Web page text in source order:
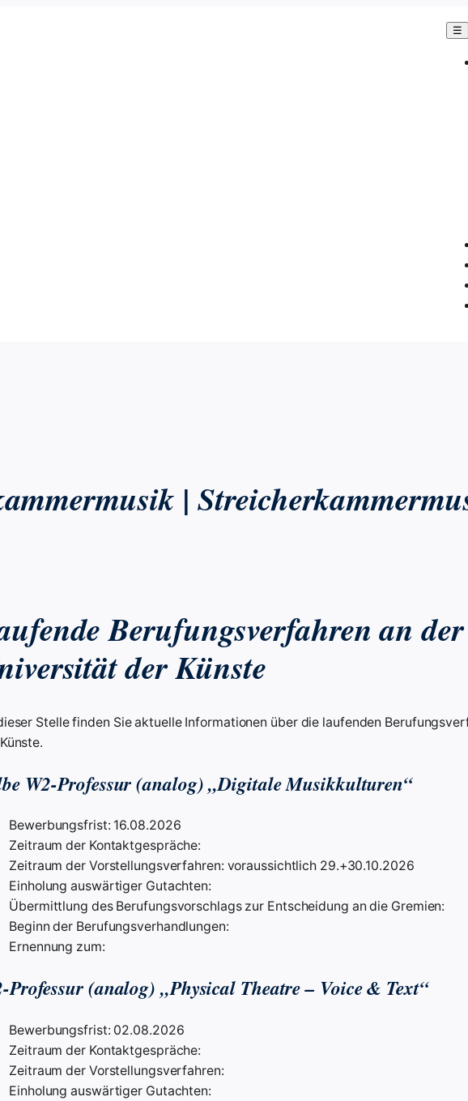
☰
|
Berufungsverfahren an
der Künste
Stelle finden Sie aktuelle Informationen über die laufenden
W2-Professur (analog) „Digitale Musikkulturen“
Bewerbungsfrist: 16.08.2026
Zeitraum der Kontaktgespräche:
Zeitraum der Vorstellungsverfahren: voraussichtlich 29.+30.10.2026
Einholung auswärtiger Gutachten:
Übermittlung des Berufungsvorschlags zur Entscheidung an die Gremien:
Beginn der Berufungsverhandlungen:
Ernennung zum:
Professur (analog) „Physical Theatre – Voice & Text“
Bewerbungsfrist: 02.08.2026
Zeitraum der Kontaktgespräche:
Zeitraum der Vorstellungsverfahren:
Einholung auswärtiger Gutachten: